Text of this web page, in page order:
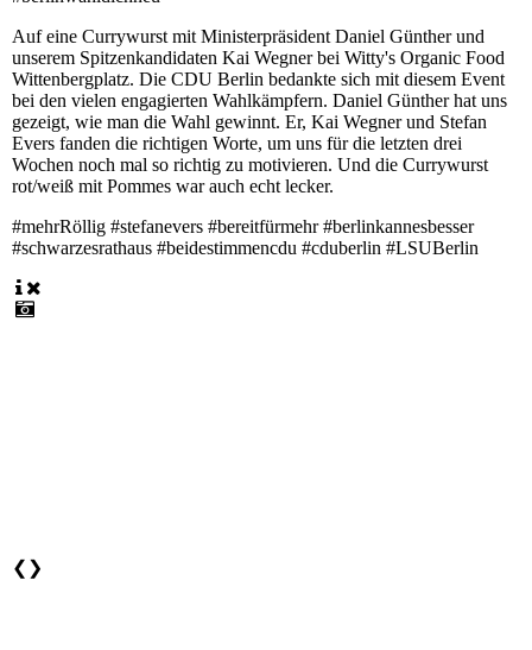
Auf eine Currywurst mit Ministerpräsident Daniel Günther und
unserem Spitzenkandidaten Kai Wegner bei Witty's Organic Food
Wittenbergplatz. Die CDU Berlin bedankte sich mit diesem Event
bei den vielen engagierten Wahlkämpfern. Daniel Günther hat uns
gezeigt, wie man die Wahl gewinnt. Er, Kai Wegner und Stefan
Evers fanden die richtigen Worte, um uns für die letzten drei
Wochen noch mal so richtig zu motivieren. Und die Currywurst
rot/weiß mit Pommes war auch echt lecker.
#mehrRöllig #stefanevers #bereitfürmehr #berlinkannesbesser
#schwarzesrathaus #beidestimmencdu #cduberlin #LSUBerlin
❮ ❯